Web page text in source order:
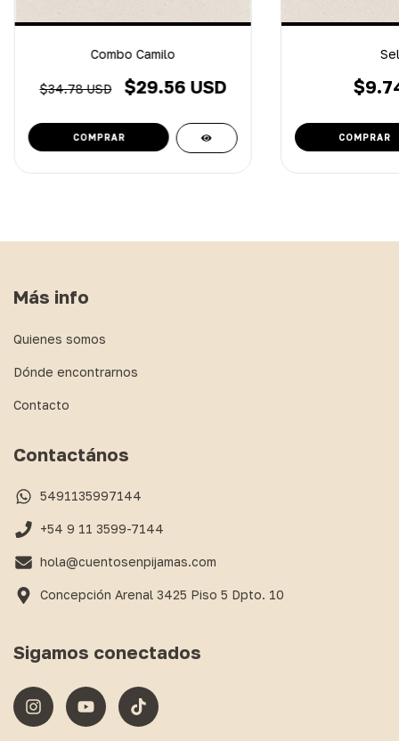
Combo Camilo
$34.78 USD $29.56 USD
Más info
Quienes somos
Dónde encontrarnos
Contacto
Contactános
5491135997144
+54 9 11 3599-7144
hola@cuentosenpijamas.com
Concepción Arenal 3425 Piso 5 Dpto. 10
Sigamos conectados